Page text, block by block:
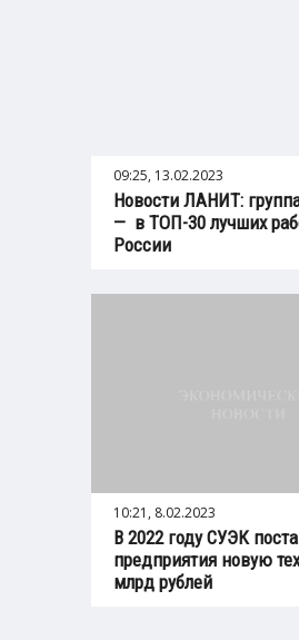
09:25, 13.02.2023
Новости ЛАНИТ:
— в ТОП-30 лучших
России
10:21, 8.02.2023
В 2022 году СУЭК
предприятия новую
млрд рублей